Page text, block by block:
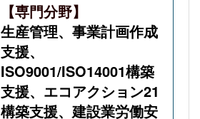
【専門分野】
生産管理、事業計画作成
支援、
ISO9001/ISO14001構築
支援、エコアクション21
構築支援、建設業労働安